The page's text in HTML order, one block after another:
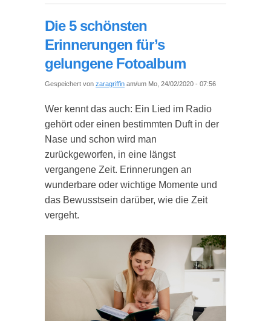
Die 5 schönsten
Erinnerungen für’s
gelungene Fotoalbum
Gespeichert von zaragriffin am/um Mo, 24/02/2020 - 07:56
Wer kennt das auch: Ein Lied im Radio
gehört oder einen bestimmten Duft in der
Nase und schon wird man
zurückgeworfen, in eine längst
vergangene Zeit. Erinnerungen an
wunderbare oder wichtige Momente und
das Bewusstsein darüber, wie die Zeit
vergeht.